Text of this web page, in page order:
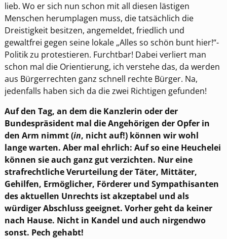
lieb. Wo er sich nun schon mit all diesen lästigen
Menschen herumplagen muss, die tatsächlich die
Dreistigkeit besitzen, angemeldet, friedlich und
gewaltfrei gegen seine lokale „Alles so schön bunt hier!“-
Politik zu protestieren. Furchtbar! Dabei verliert man
schon mal die Orientierung, ich verstehe das, da werden
aus Bürgerrechten ganz schnell rechte Bürger. Na,
jedenfalls haben sich da die zwei Richtigen gefunden!
Auf den Tag, an dem die Kanzlerin oder der
Bundespräsident mal die Angehörigen der Opfer in
den Arm nimmt (in, nicht auf!) können wir wohl
lange warten. Aber mal ehrlich: Auf so eine Heuchelei
können sie auch ganz gut verzichten. Nur eine
strafrechtliche Verurteilung der Täter, Mittäter,
Gehilfen, Ermöglicher, Förderer und Sympathisanten
des aktuellen Unrechts ist akzeptabel und als
würdiger Abschluss geeignet. Vorher geht da keiner
nach Hause. Nicht in Kandel und auch nirgendwo
sonst. Pech gehabt!